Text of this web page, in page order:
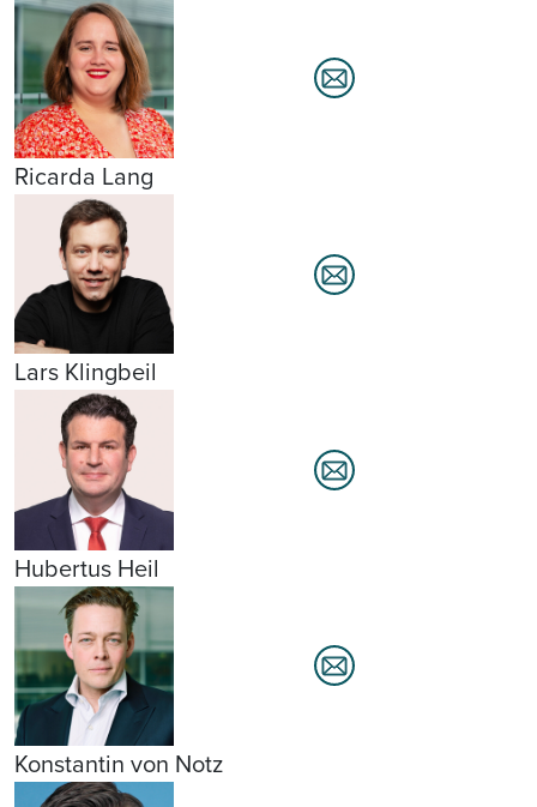
Ricarda Lang
Lars Klingbeil
Hubertus Heil
Konstantin von Notz